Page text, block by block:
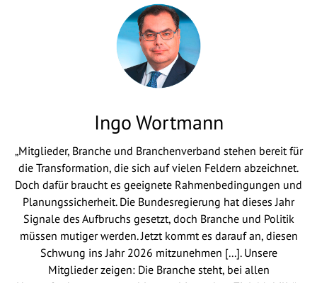
Ingo Wortmann
„Mitglieder, Branche und Branchenverband stehen bereit für
die Transformation, die sich auf vielen Feldern abzeichnet.
Doch dafür braucht es geeignete Rahmenbedingungen und
Planungssicherheit. Die Bundesregierung hat dieses Jahr
Signale des Aufbruchs gesetzt, doch Branche und Politik
müssen mutiger werden. Jetzt kommt es darauf an, diesen
Schwung ins Jahr 2026 mitzunehmen [...]. Unsere
Mitglieder zeigen: Die Branche steht, bei allen